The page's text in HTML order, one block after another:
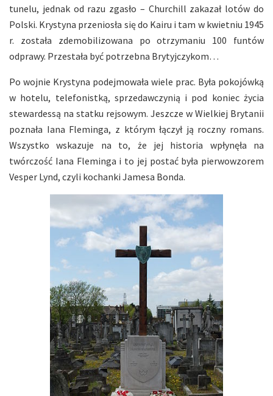
tunelu, jednak od razu zgasło – Churchill zakazał lotów do
Polski. Krystyna przeniosła się do Kairu i tam w kwietniu 1945
r. została zdemobilizowana po otrzymaniu 100 funtów
odprawy. Przestała być potrzebna Brytyjczykom…
Po wojnie Krystyna podejmowała wiele prac. Była pokojówką
w hotelu, telefonistką, sprzedawczynią i pod koniec życia
stewardessą na statku rejsowym. Jeszcze w Wielkiej Brytanii
poznała Iana Fleminga, z którym łączył ją roczny romans.
Wszystko wskazuje na to, że jej historia wpłynęła na
twórczość Iana Fleminga i to jej postać była pierwowzorem
Vesper Lynd, czyli kochanki Jamesa Bonda.